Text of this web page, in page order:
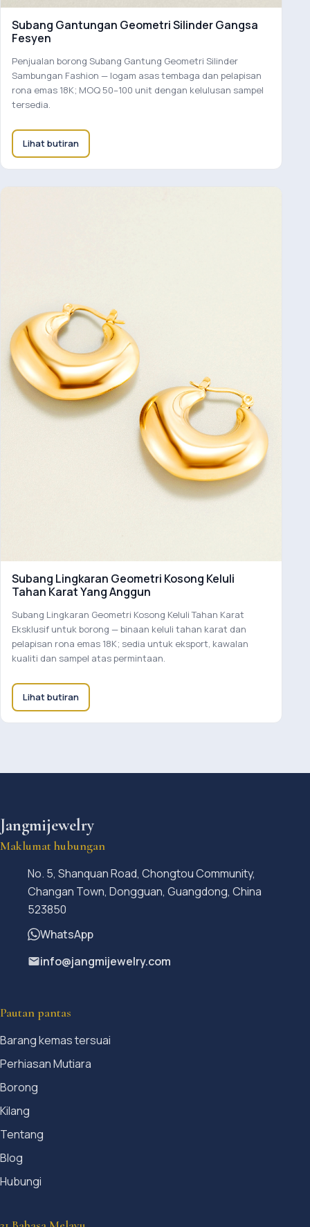
Subang Gantungan Geometri Silinder Gangsa
Fesyen
Penjualan borong Subang Gantung Geometri Silinder
Sambungan Fashion — logam asas tembaga dan pelapisan
rona emas 18K; MOQ 50–100 unit dengan kelulusan sampel
tersedia.
Lihat butiran
Subang Lingkaran Geometri Kosong Keluli
Tahan Karat Yang Anggun
Subang Lingkaran Geometri Kosong Keluli Tahan Karat
Eksklusif untuk borong — binaan keluli tahan karat dan
pelapisan rona emas 18K; sedia untuk eksport, kawalan
kualiti dan sampel atas permintaan.
Lihat butiran
Jangmijewelry
Maklumat hubungan
No. 5, Shanquan Road, Chongtou Community,
Changan Town, Dongguan, Guangdong, China
523850
WhatsApp
info@jangmijewelry.com
Pautan pantas
Barang kemas tersuai
Perhiasan Mutiara
Borong
Kilang
Tentang
Blog
Hubungi